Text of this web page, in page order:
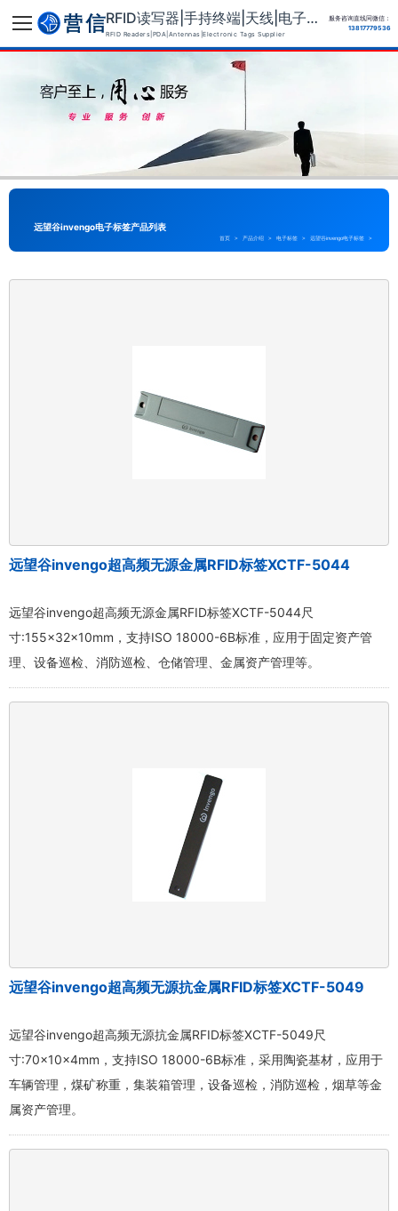
RFID读写器|手持终端|天线|电子标签供应商
RFID Readers|PDA|Antennas|Electronic Tags Supplier
服务咨询直线同微信：
13817779536
远望谷invengo电子标签产品列表
首页 > 产品介绍 > 电子标签 > 远望谷invengo电子标签 >
远望谷invengo超高频无源金属RFID标签XCTF-5044
远望谷invengo超高频无源金属RFID标签XCTF-5044尺
寸:155×32×10mm，支持ISO 18000-6B标准，应用于固定资产管
理、设备巡检、消防巡检、仓储管理、金属资产管理等。
远望谷invengo超高频无源抗金属RFID标签XCTF-5049
远望谷invengo超高频无源抗金属RFID标签XCTF-5049尺
寸:70×10×4mm，支持ISO 18000-6B标准，采用陶瓷基材，应用于
车辆管理，煤矿称重，集装箱管理，设备巡检，消防巡检，烟草等金
属资产管理。